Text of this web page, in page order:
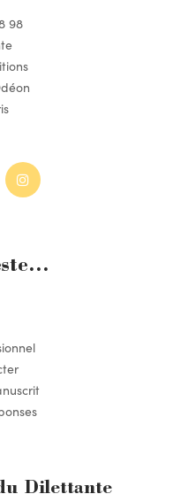
98
Dilettante